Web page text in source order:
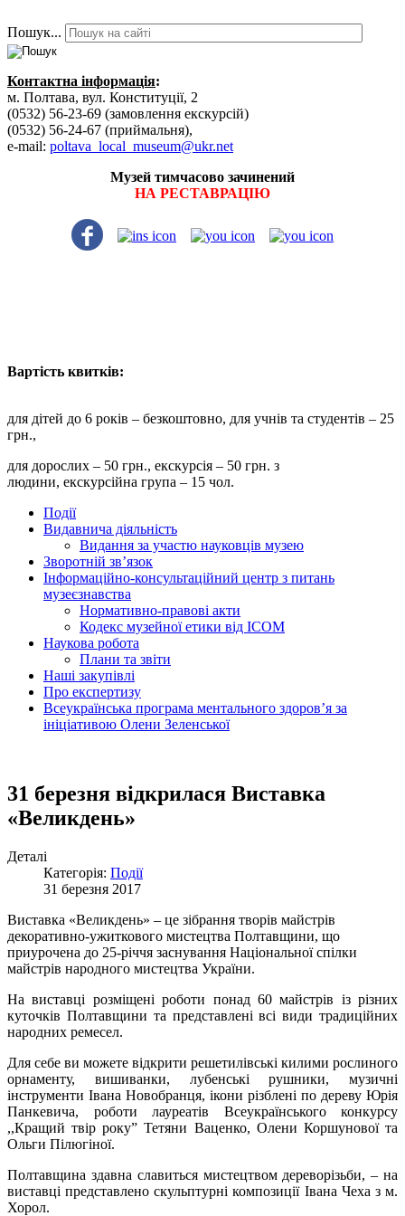
Пошук...
Контактна інформація:
м. Полтава, вул. Конституції, 2
(0532) 56-23-69 (замовлення екскурсій)
(0532) 56-24-67 (приймальня),
e-mail: poltava_local_museum@ukr.net
Музей тимчасово зачинений
НА РЕСТАВРАЦІЮ
Вартість квитків:
для дітей до 6 років – безкоштовно, для учнів та студентів – 25
грн.,
для дорослих – 50 грн., екскурсія – 50 грн. з
людини, екскурсійна група – 15 чол.
Події
Видавнича діяльність
Видання за участю науковців музею
Зворотній зв’язок
Інформаційно-консультаційний центр з питань
музеєзнавства
Нормативно-правові акти
Кодекс музейної етики від ІСОМ
Наукова робота
Плани та звіти
Наші закупівлі
Про експертизу
Всеукраїнська програма ментального здоров’я за
ініціативою Олени Зеленської
31 березня відкрилася Виставка
«Великдень»
Деталі
Категорія: Події
31 березня 2017
Виставка «Великдень» – це зібрання творів майстрів
декоративно-ужиткового мистецтва Полтавщини, що
приурочена до 25-річчя заснування Національної спілки
майстрів народного мистецтва України.
На виставці розміщені роботи понад 60 майстрів із різних
куточків Полтавщини та представлені всі види традиційних
народних ремесел.
Для себе ви можете відкрити решетилівські килими рослиного
орнаменту, вишиванки, лубенські рушники, музичні
інструменти Івана Новобранця, ікони різблені по дереву Юрія
Панкевича, роботи лауреатів Всеукраїнського конкурсу
,,Кращий твір року” Тетяни Ваценко, Олени Коршунової та
Ольги Пілюгіної.
Полтавщина здавна славиться мистецтвом дереворізьби, – на
виставці представлено скульптурні композиції Івана Чеха з м.
Хорол.